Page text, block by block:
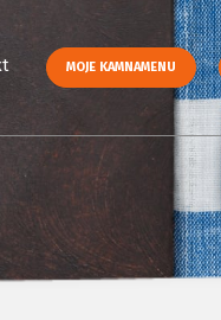
MOJE KAMNAMENU